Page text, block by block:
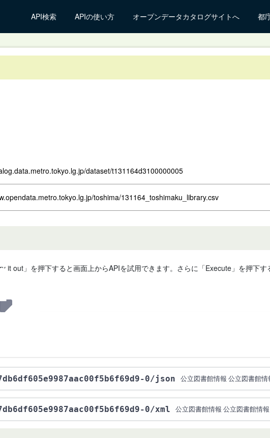
API検索 APIの使い方 オープンデータカタログサイトへ 都
dataset/t131164d3100000005
toshima/131164_toshimaku_library.csv
it out」を押下すると画面上からAPIを試用できます。さらに「Execute」を押下す
0/json 公立図書館情報 公立図書館情
0/xml 公立図書館情報 公立図書館情報